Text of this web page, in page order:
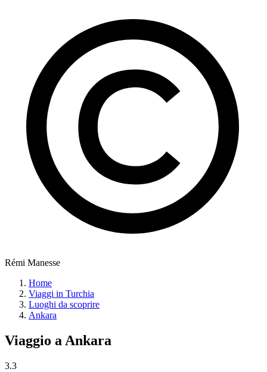
Rémi Manesse
Home
Viaggi in Turchia
Luoghi da scoprire
Ankara
Viaggio aAnkara
3.3